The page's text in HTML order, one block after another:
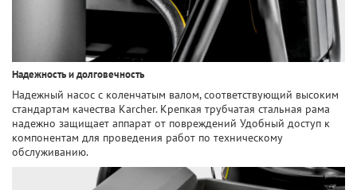
Надежность и долговечность
Надежный насос с коленчатым валом, соответствующий высоким
стандартам качества Karcher. Крепкая трубчатая стальная рама
надежно защищает аппарат от повреждений Удобный доступ к
компонентам для проведения работ по техническому
обслуживанию.